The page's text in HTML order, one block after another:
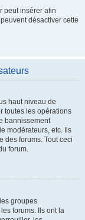
peut insérer afin
désactiver cette
haut niveau de
toutes les opérations
bannissement
modérateurs, etc. Ils
des forums. Tout ceci
forum.
groupes
forums. Ils ont la